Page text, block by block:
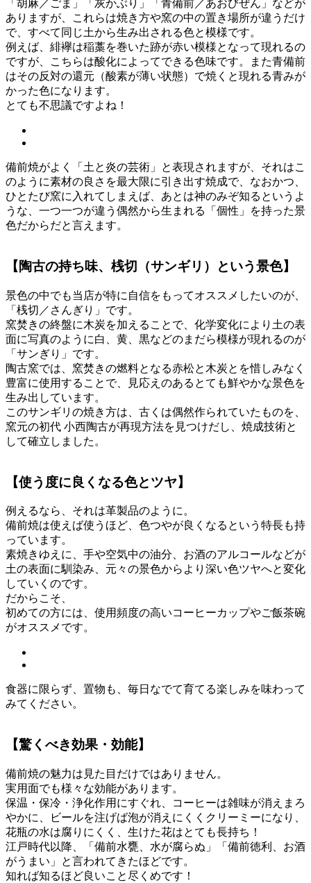
「胡麻／ごま」「灰かぶり」「青備前／あおびぜん」などが
ありますが、これらは焼き方や窯の中の置き場所が違うだけ
で、すべて同じ土から生み出される色と模様です。
例えば、緋襷は稲藁を巻いた跡が赤い模様となって現れるの
ですが、こちらは酸化によってできる色味です。また青備前
はその反対の還元（酸素が薄い状態）で焼くと現れる青みが
かった色になります。
とても不思議ですよね！
備前焼がよく「土と炎の芸術」と表現されますが、それはこ
のように素材の良さを最大限に引き出す焼成で、なおかつ、
ひとたび窯に入れてしまえば、あとは神のみぞ知るというよ
うな、一つ一つが違う偶然から生まれる「個性」を持った景
色だからだと言えます。
【陶古の持ち味、桟切（サンギリ）という景色】
景色の中でも当店が特に自信をもってオススメしたいのが、
「桟切／さんぎり」です。
窯焚きの終盤に木炭を加えることで、化学変化により土の表
面に写真のように白、黄、黒などのまだら模様が現れるのが
「サンぎり」です。
陶古窯では、窯焚きの燃料となる赤松と木炭とを惜しみなく
豊富に使用することで、見応えのあるとても鮮やかな景色を
生み出しています。
このサンギリの焼き方は、古くは偶然作られていたものを、
窯元の初代 小西陶古が再現方法を見つけだし、焼成技術と
して確立しました。
【使う度に良くなる色とツヤ】
例えるなら、それは革製品のように。
備前焼は使えば使うほど、色つやが良くなるという特長も持
っています。
素焼きゆえに、手や空気中の油分、お酒のアルコールなどが
土の表面に馴染み、元々の景色からより深い色ツヤへと変化
していくのです。
だからこそ、
初めての方には、使用頻度の高いコーヒーカップやご飯茶碗
がオススメです。
食器に限らず、置物も、毎日なでて育てる楽しみを味わって
みてください。
【驚くべき効果・効能】
備前焼の魅力は見た目だけではありません。
実用面でも様々な効能があります。
保温・保冷・浄化作用にすぐれ、コーヒーは雑味が消えまろ
やかに、ビールを注げば泡が消えにくくクリーミーになり、
花瓶の水は腐りにくく、生けた花はとても長持ち！
江戸時代以降、「備前水甕、水が腐らぬ」「備前徳利、お酒
がうまい」と言われてきたほどです。
知れば知るほど良いこと尽くめです！